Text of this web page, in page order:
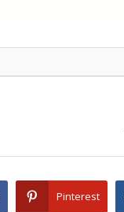
Pinterest